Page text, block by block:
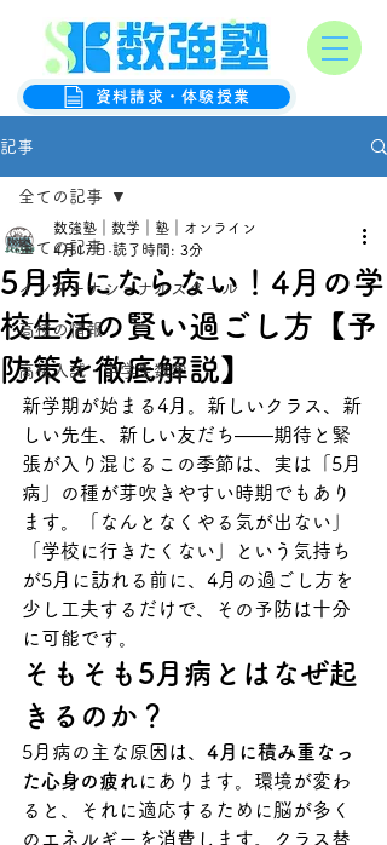
数強塾
オンライン数学克服塾
資料請求・体験授業
記事
全ての記事
インターナショナルスクール
高校の情報
高校入試・中学生数学
全ての記事
5月病にならない！4月の学
校生活の賢い過ごし方【予
防策を徹底解説】
数強塾｜数学｜塾｜オンライン
4月17日 読了時間: 3分
新学期が始まる4月。新しいクラス、新
しい先生、新しい友だち——期待と緊
張が入り混じるこの季節は、実は「5月
病」の種が芽吹きやすい時期でもあり
ます。「なんとなくやる気が出ない」
「学校に行きたくない」という気持ち
が5月に訪れる前に、4月の過ごし方を
少し工夫するだけで、その予防は十分
に可能です。
そもそも5月病とはなぜ起
きるのか？
5月病の主な原因は、 4月に積み重なっ
た心身の疲れ にあります。環境が変わ
ると、それに適応するために脳が多く
のエネルギーを消費します。クラス替